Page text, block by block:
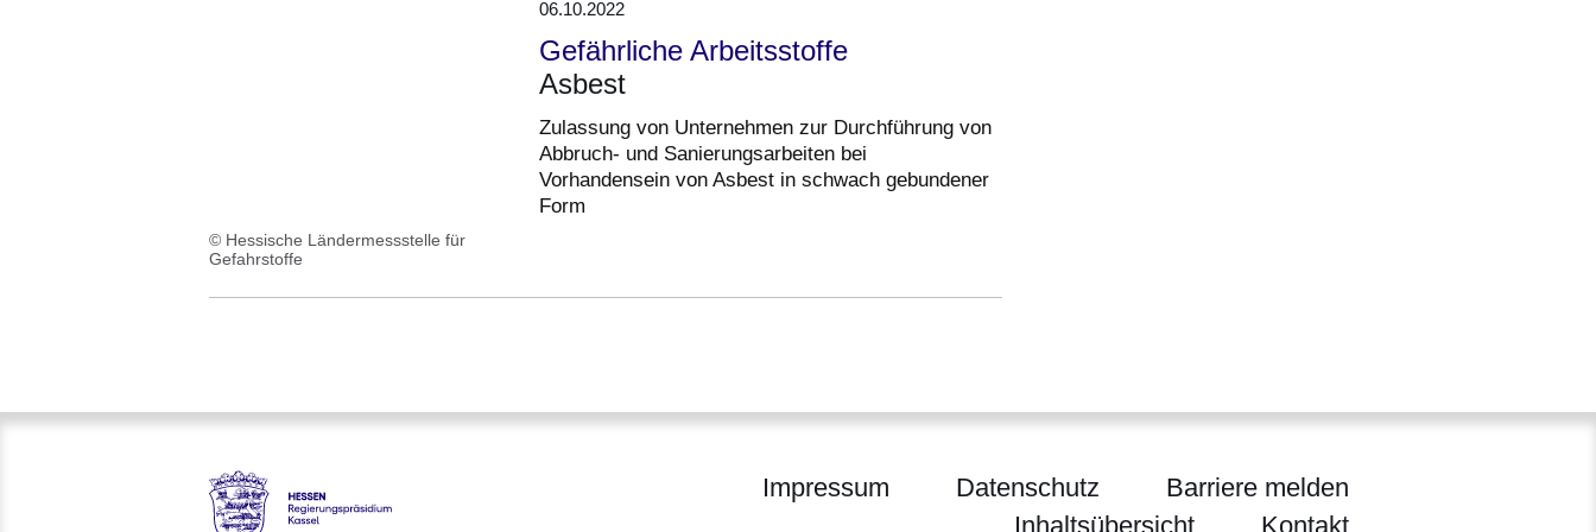
© Hessische Ländermessstelle für
Gefahrstoffe
06.10.2022
Gefährliche Arbeitsstoffe
Asbest
Zulassung von Unternehmen zur Durchführung von
Abbruch- und Sanierungsarbeiten bei
Vorhandensein von Asbest in schwach gebundener
Form
Impressum Datenschutz
Barriere melden
Inhaltsübersicht
Kontakt